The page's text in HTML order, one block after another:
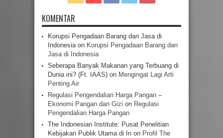
KOMENTAR
Korupsi Pengadaan Barang dan Jasa di
Indonesiaon Korupsi Pengadaan Barang dan
Jasa di Indonesia
Seberapa Banyak Makanan yang Terbuang di
Dunia ini? (Ft. IAAS) on Mengingat Lagi Arti
Penting Air
Regulasi Pengendalian Harga Pangan –
Ekonomi Pangan dan Gizi on Regulasi
Pengendalian Harga Pangan
The Indonesian Institute: Pusat Penelitian
Kebijakan Publik Utama di In on Profil The